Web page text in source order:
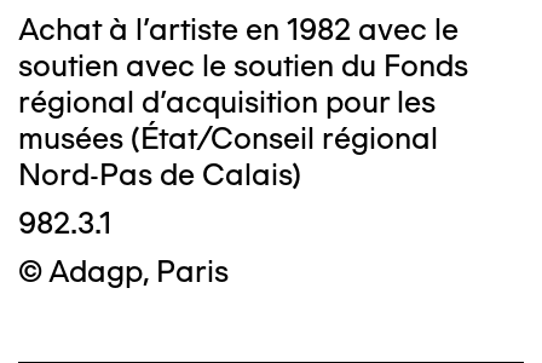
Achat à l'artiste en 1982 avec le
soutien avec le soutien du Fonds
régional d'acquisition pour les
musées (État/Conseil régional
Nord-Pas de Calais)
982.3.1
© Adagp, Paris